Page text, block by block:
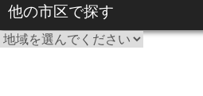
他の市区で探す